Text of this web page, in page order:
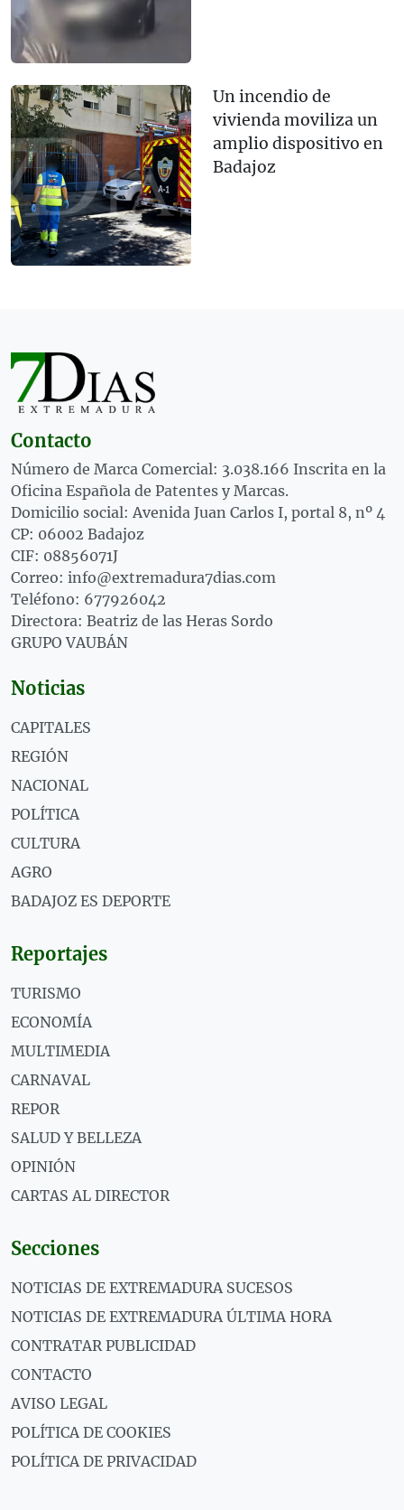
Un incendio de
vivienda moviliza un
amplio dispositivo en
Badajoz
Contacto
Número de Marca Comercial: 3.038.166 Inscrita en la
Oficina Española de Patentes y Marcas.
Domicilio social: Avenida Juan Carlos I, portal 8, nº 4
CP: 06002 Badajoz
CIF: 08856071J
Correo: info@extremadura7dias.com
Teléfono: 677926042
Directora: Beatriz de las Heras Sordo
GRUPO VAUBÁN
Noticias
CAPITALES
REGIÓN
NACIONAL
POLÍTICA
CULTURA
AGRO
BADAJOZ ES DEPORTE
Reportajes
TURISMO
ECONOMÍA
MULTIMEDIA
CARNAVAL
REPOR
SALUD Y BELLEZA
OPINIÓN
CARTAS AL DIRECTOR
Secciones
NOTICIAS DE EXTREMADURA SUCESOS
NOTICIAS DE EXTREMADURA ÚLTIMA HORA
CONTRATAR PUBLICIDAD
CONTACTO
AVISO LEGAL
POLÍTICA DE COOKIES
POLÍTICA DE PRIVACIDAD